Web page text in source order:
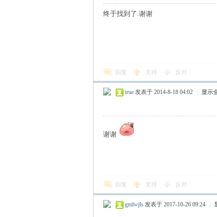
终于找到了.谢谢
回复 支持 反对
true 发表于 2014-8-18 04:02 显示
谢谢
回复 支持 反对
gmlwjls 发表于 2017-10-26 09:24